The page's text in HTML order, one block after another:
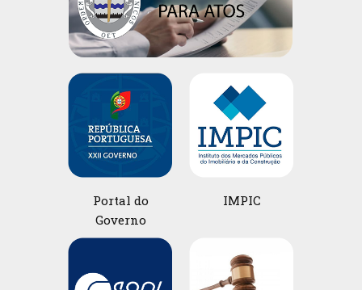
Portal do
Governo
IMPIC